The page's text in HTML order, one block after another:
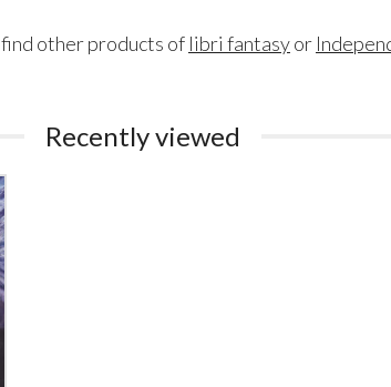
find other products of libri fantasyor
Recently viewed
BICCHIERE GREEN
€ 7,00
FLASH